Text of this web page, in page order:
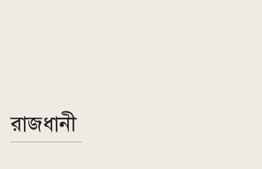
রাজধানী